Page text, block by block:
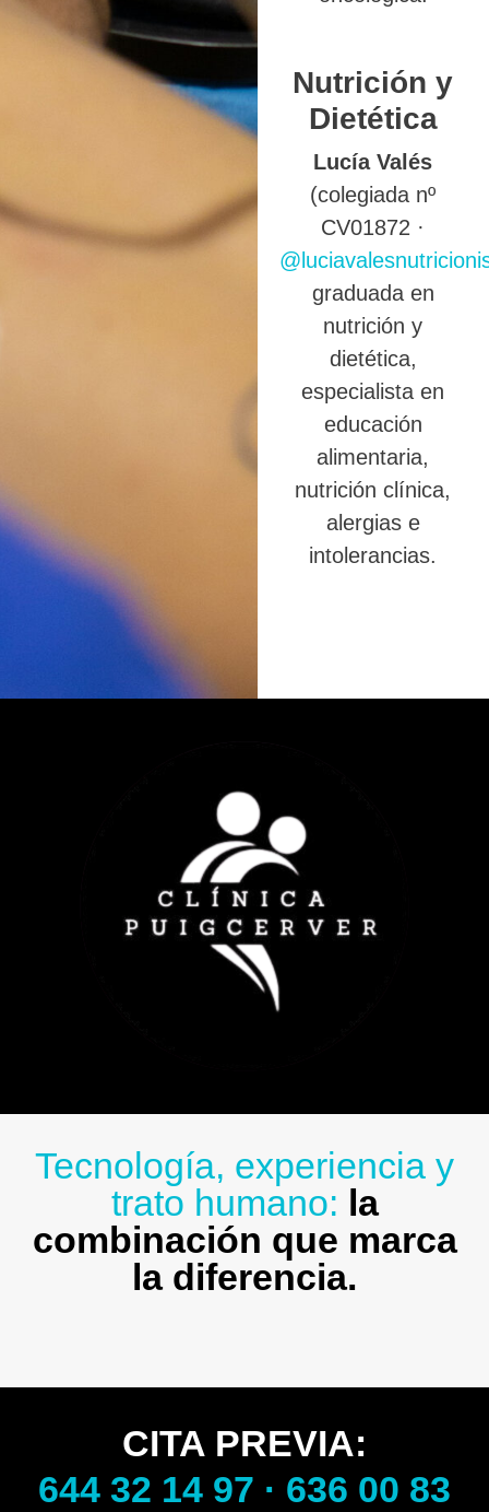
Nutrición y
Dietética
Lucía Valés
(colegiada nº
CV01872 ·
graduada en
nutrición y
dietética,
especialista en
educación
alimentaria,
nutrición clínica,
alergias e
intolerancias.
Tecnología, experiencia y
trato humano: la
combinación que marca
la diferencia.
CITA PREVIA:
644 32 14 97 · 636 00 83